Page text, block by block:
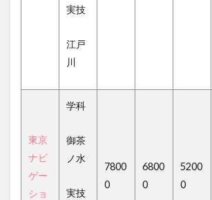
実技
江戸
川
東京
ナビ
ゲー
ショ
学科
御茶
ノ水
実技
7800
0
6800
0
5200
0